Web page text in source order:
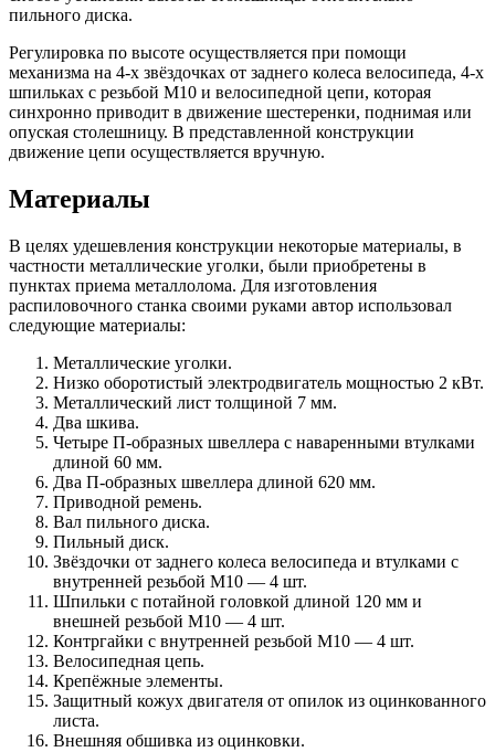
пильного диска.
Регулировка по высоте осуществляется при помощи
механизма на 4-х звёздочках от заднего колеса велосипеда, 4-х
шпильках с резьбой М10 и велосипедной цепи, которая
синхронно приводит в движение шестеренки, поднимая или
опуская столешницу. В представленной конструкции
движение цепи осуществляется вручную.
Материалы
В целях удешевления конструкции некоторые материалы, в
частности металлические уголки, были приобретены в
пунктах приема металлолома. Для изготовления
распиловочного станка своими руками автор использовал
следующие материалы:
Металлические уголки.
Низко оборотистый электродвигатель мощностью 2 кВт.
Металлический лист толщиной 7 мм.
Два шкива.
Четыре П-образных швеллера с наваренными втулками
длиной 60 мм.
Два П-образных швеллера длиной 620 мм.
Приводной ремень.
Вал пильного диска.
Пильный диск.
Звёздочки от заднего колеса велосипеда и втулками с
внутренней резьбой М10 — 4 шт.
Шпильки с потайной головкой длиной 120 мм и
внешней резьбой М10 — 4 шт.
Контргайки с внутренней резьбой М10 — 4 шт.
Велосипедная цепь.
Крепёжные элементы.
Защитный кожух двигателя от опилок из оцинкованного
листа.
Внешняя обшивка из оцинковки.